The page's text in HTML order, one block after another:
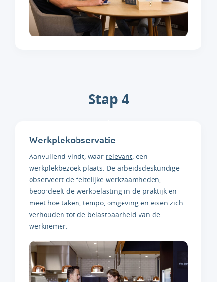
Stap 4
Werkplekobservatie
Aanvullend vindt, waar relevant, een
werkplekbezoek plaats. De arbeidsdeskundige
observeert de feitelijke werkzaamheden,
beoordeelt de werkbelasting in de praktijk en
meet hoe taken, tempo, omgeving en eisen zich
verhouden tot de belastbaarheid van de
werknemer.